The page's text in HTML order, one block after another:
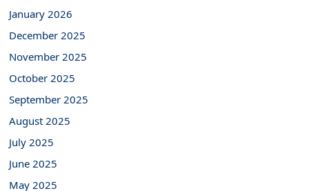
January 2026
December 2025
November 2025
October 2025
September 2025
August 2025
July 2025
June 2025
May 2025